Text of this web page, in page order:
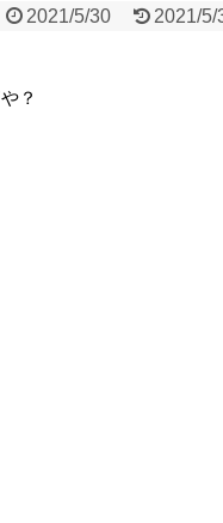
2021/5/30 2021/5/
？